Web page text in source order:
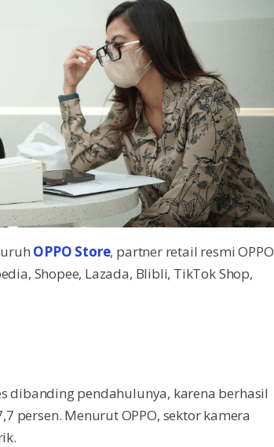
OPPO Store, partner retail resmi OPPO
Shopee, Lazada, Blibli, TikTok Shop,
dibanding pendahulunya, karena berhasil
persen. Menurut OPPO, sektor kamera